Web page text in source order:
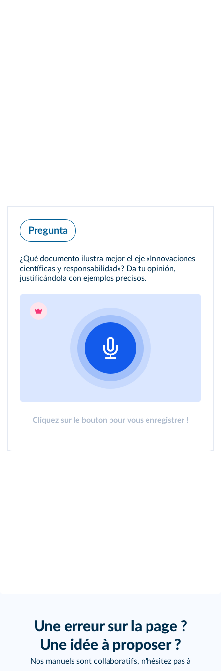
Pregunta
¿Qué documento ilustra mejor el eje «Innovaciones
científicas y responsabilidad»? Da tu opinión,
justificándola con ejemplos precisos.
Cliquez sur le bouton pour vous enregistrer !
Une erreur sur la page ?
Une idée à proposer ?
Nos manuels sont collaboratifs, n'hésitez pas à